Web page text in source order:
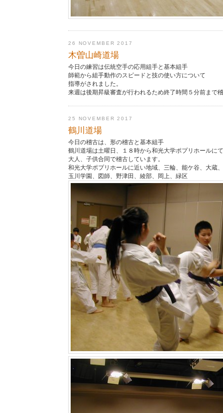
26 NOVEMBER 2017
木曽山崎道場
今日の練習は伝統空手の応用組手と基本組手
師範から組手動作のスピードと技の使い方について
指導がされました。
来週は後期昇級審査が行われるため終了時間５分前まで
25 NOVEMBER 2017
鶴川道場
今日の稽古は、形の稽古と基本組手
鶴川道場は土曜日、１８時から和光大学ポプリホールにて
大人、子供合同で稽古しています。
和光大学ポプリホールに近い地域、三輪、能ケ谷、大蔵
玉川学園、図師、野津田、綾部、岡上、緑区